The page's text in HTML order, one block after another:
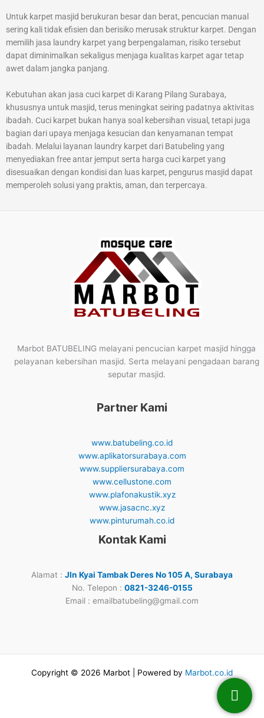
Untuk karpet masjid berukuran besar dan berat, pencucian manual
sering kali tidak efisien dan berisiko merusak struktur karpet. Dengan
memilih jasa laundry karpet yang berpengalaman, risiko tersebut
dapat diminimalkan sekaligus menjaga kualitas karpet agar tetap
awet dalam jangka panjang.
Kebutuhan akan jasa cuci karpet di Karang Pilang Surabaya,
khususnya untuk masjid, terus meningkat seiring padatnya aktivitas
ibadah. Cuci karpet bukan hanya soal kebersihan visual, tetapi juga
bagian dari upaya menjaga kesucian dan kenyamanan tempat
ibadah. Melalui layanan laundry karpet dari Batubeling yang
menyediakan free antar jemput serta harga cuci karpet yang
disesuaikan dengan kondisi dan luas karpet, pengurus masjid dapat
memperoleh solusi yang praktis, aman, dan terpercaya.
Marbot BATUBELING melayani pencucian karpet masjid hingga
pelayanan kebersihan masjid. Serta melayani pengadaan barang
seputar masjid.
Partner Kami
www.batubeling.co.id
www.aplikatorsurabaya.com
www.suppliersurabaya.com
www.cellustone.com
www.plafonakustik.xyz
www.jasacnc.xyz
www.pinturumah.co.id
Kontak Kami
Alamat : Jln Kyai Tambak Deres No 105 A, Surabaya
No. Telepon : 0821-3246-0155
Email : emailbatubeling@gmail.com
Copyright © 2026 Marbot | Powered by Marbot.co.id